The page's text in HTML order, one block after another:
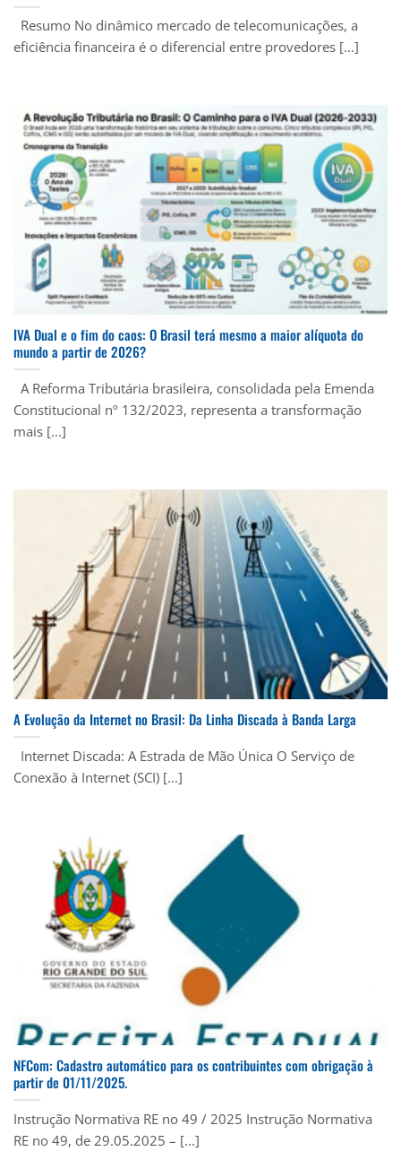
Resumo No dinâmico mercado de telecomunicações, a
eficiência financeira é o diferencial entre provedores [...]
IVA Dual e o fim do caos: O Brasil terá mesmo a maior alíquota do
mundo a partir de 2026?
A Reforma Tributária brasileira, consolidada pela Emenda
Constitucional nº 132/2023, representa a transformação
mais [...]
A Evolução da Internet no Brasil: Da Linha Discada à Banda Larga
Internet Discada: A Estrada de Mão Única O Serviço de
Conexão à Internet (SCI) [...]
NFCom: Cadastro automático para os contribuintes com obrigação à
partir de 01/11/2025.
Instrução Normativa RE no 49 / 2025 Instrução Normativa
RE no 49, de 29.05.2025 – [...]